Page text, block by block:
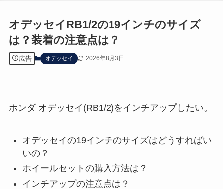
オデッセイRB1/2の19インチのサイズ
は？装着の注意点は？
広告 オデッセイ 2026年8月3日
ホンダ オデッセイ(RB1/2)をインチアップしたい。
オデッセイの19インチのサイズはどうすればい
いの？
ホイールセットの購入方法は？
インチアップの注意点は？